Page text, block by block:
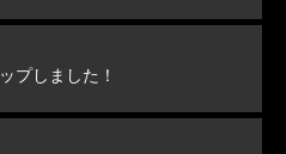
プしました！